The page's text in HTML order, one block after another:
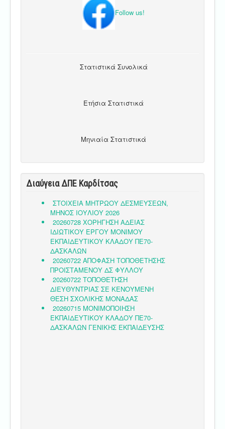
Follow us!
Στατιστικά Συνολικά
Ετήσια Στατιστικά
Μηνιαία Στατιστικά
Διαύγεια ΔΠΕ Καρδίτσας